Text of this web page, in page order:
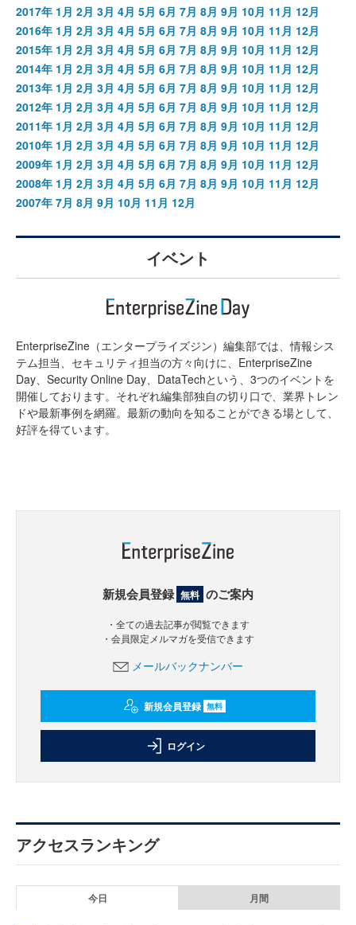
2017年 1月 2月 3月 4月 5月 6月 7月 8月 9月 10月 11月 12月
2016年 1月 2月 3月 4月 5月 6月 7月 8月 9月 10月 11月 12月
2015年 1月 2月 3月 4月 5月 6月 7月 8月 9月 10月 11月 12月
2014年 1月 2月 3月 4月 5月 6月 7月 8月 9月 10月 11月 12月
2013年 1月 2月 3月 4月 5月 6月 7月 8月 9月 10月 11月 12月
2012年 1月 2月 3月 4月 5月 6月 7月 8月 9月 10月 11月 12月
2011年 1月 2月 3月 4月 5月 6月 7月 8月 9月 10月 11月 12月
2010年 1月 2月 3月 4月 5月 6月 7月 8月 9月 10月 11月 12月
2009年 1月 2月 3月 4月 5月 6月 7月 8月 9月 10月 11月 12月
2008年 1月 2月 3月 4月 5月 6月 7月 8月 9月 10月 11月 12月
2007年 7月 8月 9月 10月 11月 12月
イベント
EnterpriseZine（エンタープライズジン）編集部では、情報シス
テム担当、セキュリティ担当の方々向けに、EnterpriseZine
Day、Security Online Day、DataTechという、3つのイベントを
開催しております。それぞれ編集部独自の切り口で、業界トレン
ドや最新事例を網羅。最新の動向を知ることができる場として、
好評を得ています。
新規会員登録 無料 のご案内
・全ての過去記事が閲覧できます
・会員限定メルマガを受信できます
メールバックナンバー
新規会員登録 無料
ログイン
アクセスランキング
今日 月間